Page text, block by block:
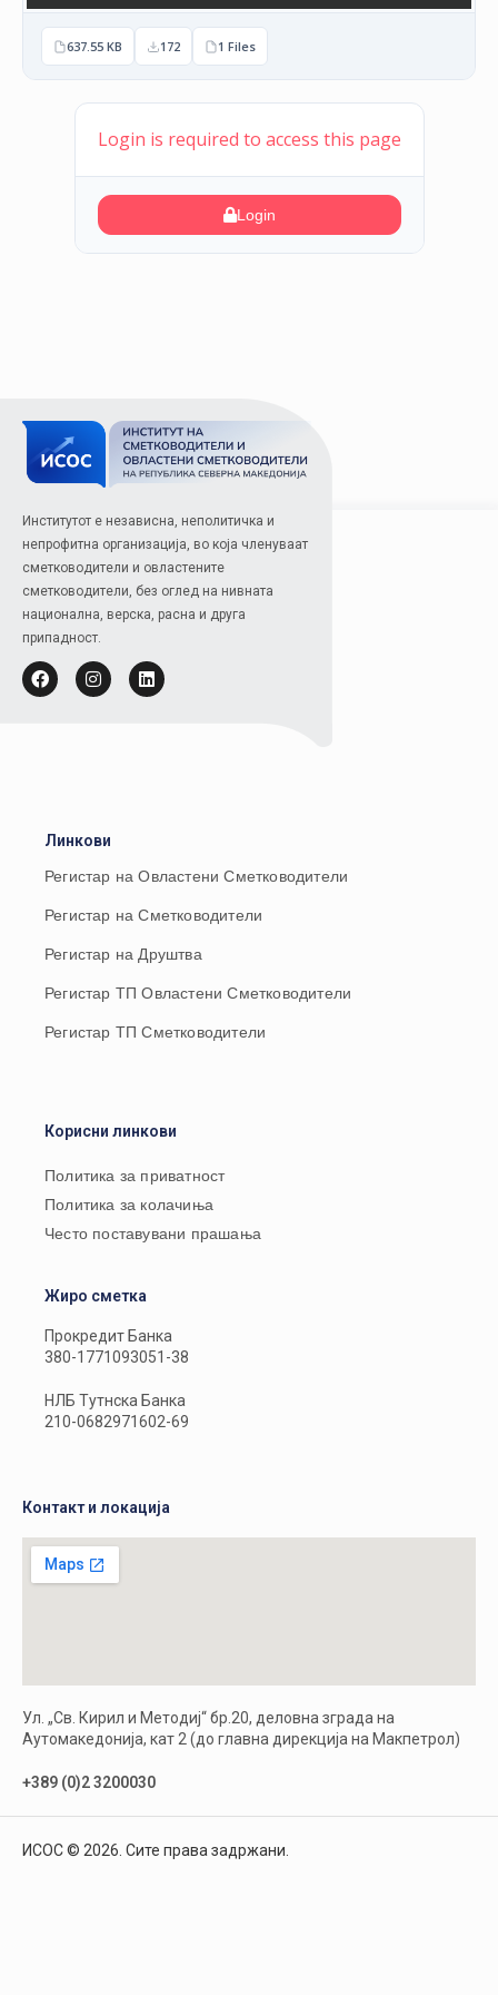
637.55 KB 172 1 Files
Login is required to access this page
Login
Институтот е независна, неполитичка и
непрофитна организација, во која членуваат
сметководители и овластените
сметководители, без оглед на нивната
национална, верска, расна и друга
припадност.
Линкови
Регистар на Овластени Сметководители
Регистар на Сметководители
Регистар на Друштва
Регистар ТП Овластени Сметководители
Регистар ТП Сметководители
Корисни линкови
Политика за приватност
Политика за колачиња
Често поставувани прашања
Жиро сметка
Прокредит Банка
380-1771093051-38
НЛБ Тутнска Банка
210-0682971602-69
Контакт и локација
Ул. „Св. Кирил и Методиј“ бр.20, деловна зграда на
Аутомакедонија, кат 2 (до главна дирекција на Макпетрол)
+389 (0)2 3200030
ИСОС © 2026. Сите права задржани.